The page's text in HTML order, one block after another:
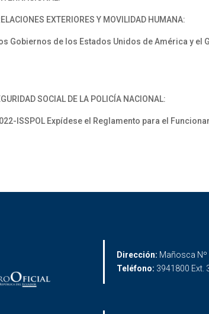
EXTERIORES Y MOVILIDAD HUMANA:
Gobiernos de los Estados Unidos de América y
SOCIAL DE LA POLICÍA NACIONAL:
ISSPOL Expídese el Reglamento para el
Dirección: Mañosca Nº
Teléfono: 3941800 Ext.